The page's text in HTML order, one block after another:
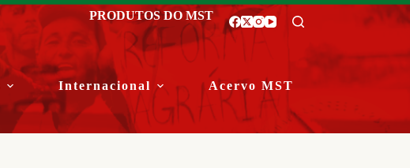
PRODUTOS DO MST
Internacional Acervo MST